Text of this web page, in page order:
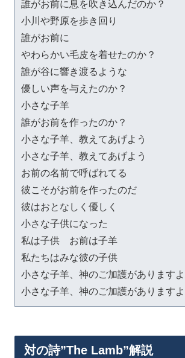
誰がお前に息を吹き込んだのか？
小川や野原を歩き回り
誰がお前に
やわらかい毛皮を着せたのか？
誰が谷に響き渡るような
優しい声を与えたのか？
小さな子羊
誰がお前を作ったのか？
小さな子羊、教えてあげよう
小さな子羊、教えてあげよう
お前の名前で呼ばれてる
彼こそがお前を作ったのだ
彼はおとなしく優しく
小さな子供になった
私は子供　お前は子羊
私たちはみな彼の子供
小さな子羊、神のご加護があります
小さな子羊、神のご加護があります
対の詩”The Lamb”解説